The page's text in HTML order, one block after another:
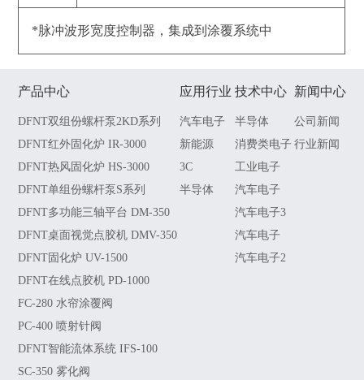
*脉冲波形宽度控制器，集成到涂覆系统中
产品中心
DFNT双组份螺杆泵2KD系列
DFNT红外固化炉 IR-3000
DFNT热风固化炉 HS-3000
DFNT单组份螺杆泵S系列
DFNT多功能三轴平台 DM-350
DFNT桌面视觉点胶机 DMV-350
DFNT固化炉 UV-1500
DFNT在线点胶机 PD-1000
FC-280 水帘涂覆阀
PC-400 喷射针阀
DFNT智能流体系统 IFS-100
SC-350 雾化阀
应用行业
汽车电子
新能源
3C
半导体
技术中心
半导体
消费类电子
工业电子
汽车电子
汽车电子3
汽车电子
汽车电子2
新闻中心
公司新闻
行业新闻